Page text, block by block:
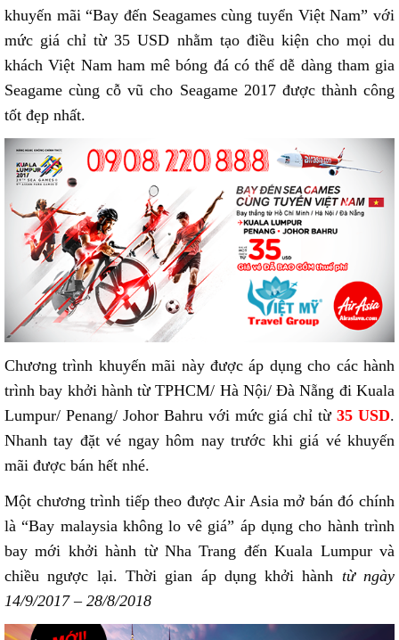
khuyến mãi “Bay đến Seagames cùng tuyển Việt Nam” với
mức giá chỉ từ 35 USD nhằm tạo điều kiện cho mọi du
khách Việt Nam ham mê bóng đá có thể dễ dàng tham gia
Seagame cùng cỗ vũ cho Seagame 2017 được thành công
tốt đẹp nhất.
Chương trình khuyến mãi này được áp dụng cho các hành
trình bay khởi hành từ TPHCM/ Hà Nội/ Đà Nẵng đi Kuala
Lumpur/ Penang/ Johor Bahru với mức giá chỉ từ35 USD.
Nhanh tay đặt vé ngay hôm nay trước khi giá vé khuyến
mãi được bán hết nhé.
Một chương trình tiếp theo được Air Asia mở bán đó chính
là “Bay malaysia không lo vê giá” áp dụng cho hành trình
bay mới khởi hành từ Nha Trang đến Kuala Lumpur và
chiều ngược lại. Thời gian áp dụng khởi hành từ ngày
14/9/2017 – 28/8/2018